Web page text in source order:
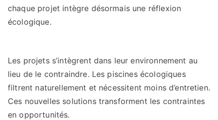
chaque projet intègre désormais une réflexion
écologique.
Les projets s’intègrent dans leur environnement au
lieu de le contraindre. Les piscines écologiques
filtrent naturellement et nécessitent moins d’entretien.
Ces nouvelles solutions transforment les contraintes
en opportunités.